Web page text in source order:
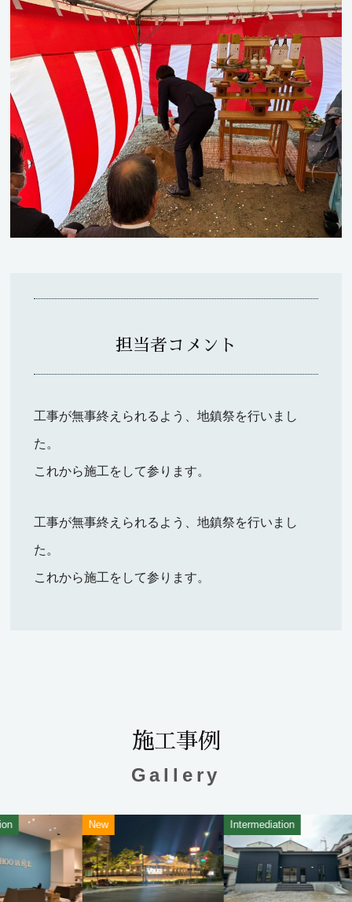
担当者コメント
工事が無事終えられるよう、地鎮祭を行いまし
た。
これから施工をして参ります。
工事が無事終えられるよう、地鎮祭を行いまし
た。
これから施工をして参ります。
施工事例
Gallery
New Intermediation